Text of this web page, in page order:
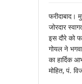
फरीदाबाद।
जोरदार
इस दौरे को
गोयल ने
का हार्दिक
मोहित, पं.